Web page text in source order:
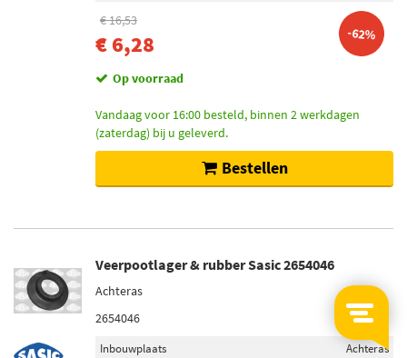
€ 16,53
€ 6,28 -62%
Op voorraad
Vandaag voor 16:00 besteld, binnen 2 werkdagen
(zaterdag) bij u geleverd.
Bestellen
Veerpootlager & rubber Sasic 2654046
Achteras
2654046
Inbouwplaats Achteras